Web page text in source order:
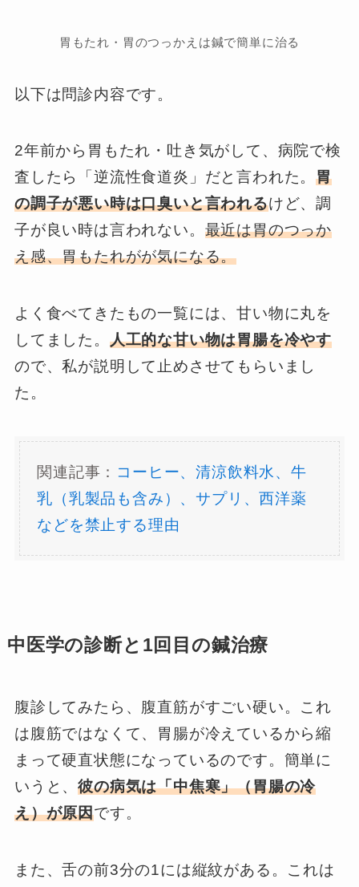
胃もたれ・胃のつっかえは鍼で簡単に治る
以下は問診内容です。
2年前から胃もたれ・吐き気がして、病院で検
査したら「逆流性食道炎」だと言われた。胃
の調子が悪い時は口臭いと言われるけど、調
子が良い時は言われない。 最近は胃のつっか
え感、胃もたれがが気になる。
よく食べてきたもの一覧には、甘い物に丸を
してました。 人工的な甘い物は胃腸を冷やす
ので、私が説明して止めさせてもらいまし
た。
関連記事： コーヒー、清涼飲料水、牛
乳（乳製品も含み）、サプリ、西洋薬
などを禁止する理由
中医学の診断と1回目の鍼治療
腹診してみたら、腹直筋がすごい硬い。これ
は腹筋ではなくて、胃腸が冷えているから縮
まって硬直状態になっているのです。簡単に
いうと、彼の病気は「中焦寒」（胃腸の冷
え）が原因です。
また、舌の前3分の1には縦紋がある。これは